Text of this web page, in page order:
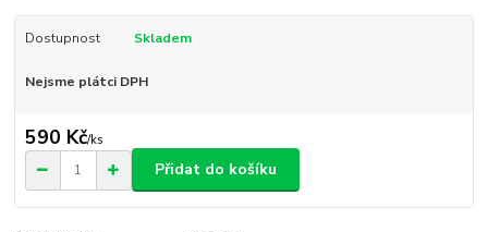
Dostupnost Skladem
Nejsme plátci DPH
590 Kč/ks
Přidat do košíku